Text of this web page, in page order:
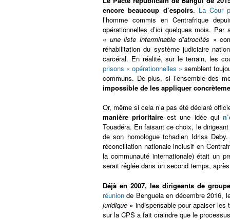
encore beaucoup d’espoirs. La Cour
l’homme commis en Centrafrique
opérationnelles d’ici quelques mois.
« une liste interminable d’atrocités »
réhabilitation du système judiciaire
carcéral. En réalité, sur le terrain, les
prisons « opérationnelles » semblent
communs. De plus, si l’ensemble des
impossible de les appliquer
Or, même si cela n’a pas été déclaré
manière prioritaire est une idée qui
Touadéra. En faisant ce choix, le
de son homologue tchadien Idriss
réconciliation nationale inclusif en
la communauté internationale) était un
serait réglée dans un second temps,
Déjà en 2007, les dirigeants de
réunion de Benguela en décembre 2016,
juridique » indispensable pour apaiser
sur la CPS a fait craindre que le